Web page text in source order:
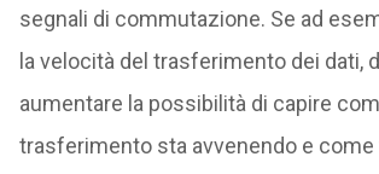
segnali di commutazione. Se ad
la velocità del trasferimento dei dati,
aumentare la possibilità di capire
trasferimento sta avvenendo e come